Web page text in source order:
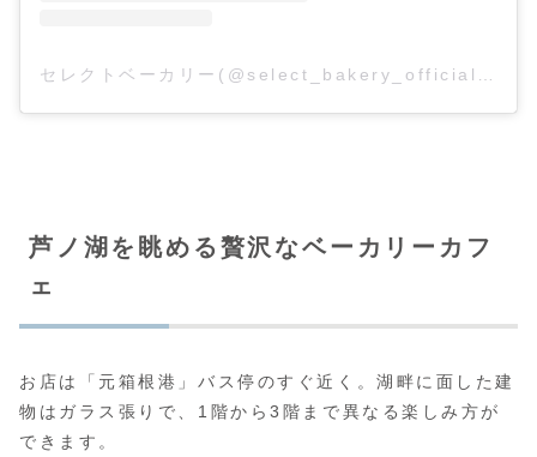
芦ノ湖を眺める贅沢なベーカリーカフ
ェ
お店は「元箱根港」バス停のすぐ近く。湖畔に面した建
物はガラス張りで、1階から3階まで異なる楽しみ方が
できます。